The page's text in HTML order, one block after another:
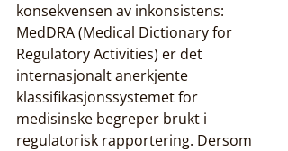
konsekvensen av inkonsistens:
MedDRA (Medical Dictionary for
Regulatory Activities) er det
internasjonalt anerkjente
klassifikasjonssystemet for
medisinske begreper brukt i
regulatorisk rapportering. Dersom